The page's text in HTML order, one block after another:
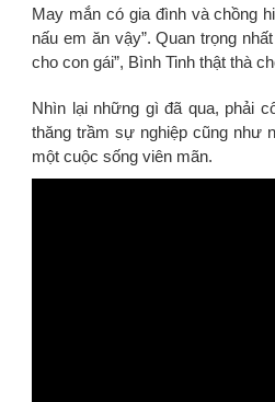
May mắn có gia đình và chồng
nấu em ăn vậy”. Quan trọng
cho con gái”, Bình Tinh thật thà
Nhìn lại những gì đã qua, phải
thăng trầm sự nghiệp cũng như
một cuộc sống viên mãn.